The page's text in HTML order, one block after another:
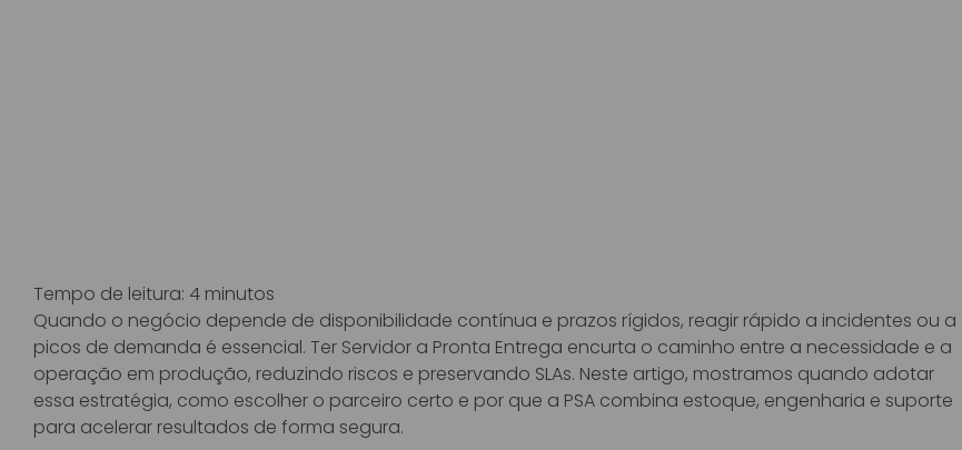
Tempo de leitura: 4 minutos
Quando o negócio depende de disponibilidade contínua e prazos rígidos, reagir rápido a incidentes ou a
picos de demanda é essencial. Ter Servidor a Pronta Entrega encurta o caminho entre a necessidade e a
operação em produção, reduzindo riscos e preservando SLAs. Neste artigo, mostramos quando adotar
essa estratégia, como escolher o parceiro certo e por que a PSA combina estoque, engenharia e suporte
para acelerar resultados de forma segura.